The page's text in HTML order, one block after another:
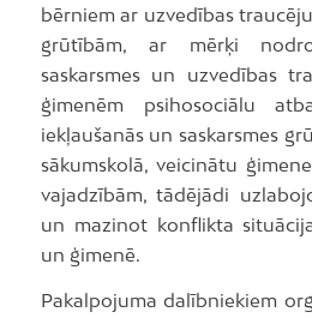
bērniem ar uzvedības
grūtībām, ar mērķi
saskarsmes un uzvedības
ģimenēm psihosociālu
iekļaušanās un saskarsmes
sākumskolā, veicinātu
vajadzībām, tādējādi
un mazinot konflikta
un ģimenē.
Pakalpojuma dalībniekiem